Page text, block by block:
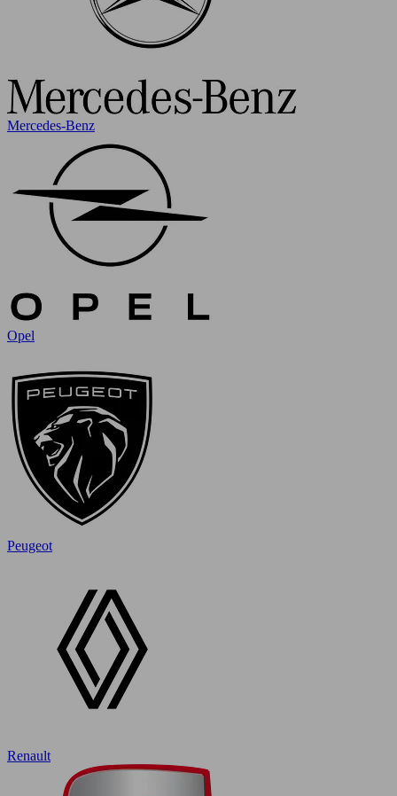
Mercedes-Benz
Opel
Peugeot
Renault